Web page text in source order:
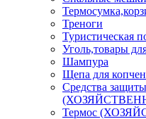
Треноги
Туристическая
Уголь,товары
Шампура
Щепа для
Средства
Термос